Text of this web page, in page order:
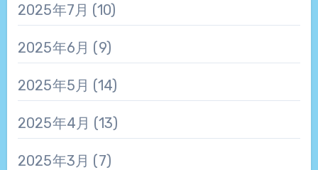
2025年7月 (10)
2025年6月 (9)
2025年5月 (14)
2025年4月 (13)
2025年3月 (7)